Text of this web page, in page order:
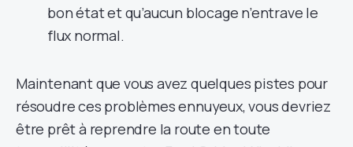
bon état et qu’aucun blocage n’entrave le
flux normal.
Maintenant que vous avez quelques pistes pour
résoudre ces problèmes ennuyeux, vous devriez
être prêt à reprendre la route en toute